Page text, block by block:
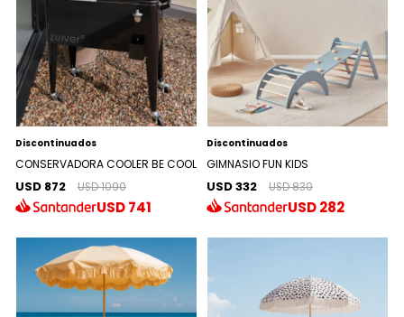
Discontinuados
CONSERVADORA COOLER BE COOL
USD 872 USD 1090
USD741
Discontinuados
GIMNASIO FUN KIDS
USD 332 USD 830
USD282